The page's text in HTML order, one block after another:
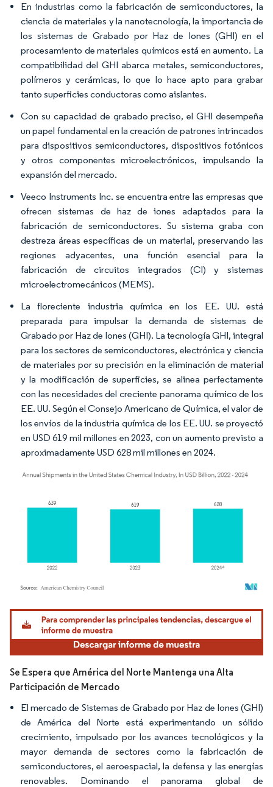
En industrias como la fabricación de semiconductores, la
ciencia de materiales y la nanotecnología, la importancia de
los sistemas de Grabado por Haz de Iones (GHI) en el
procesamiento de materiales químicos está en aumento. La
compatibilidad del GHI abarca metales, semiconductores,
polímeros y cerámicas, lo que lo hace apto para grabar
tanto superficies conductoras como aislantes.
Con su capacidad de grabado preciso, el GHI desempeña
un papel fundamental en la creación de patrones intrincados
para dispositivos semiconductores, dispositivos fotónicos
y otros componentes microelectrónicos, impulsando la
expansión del mercado.
Veeco Instruments Inc. se encuentra entre las empresas que
ofrecen sistemas de haz de iones adaptados para la
fabricación de semiconductores. Su sistema graba con
destreza áreas específicas de un material, preservando las
regiones adyacentes, una función esencial para la
fabricación de circuitos integrados (CI) y sistemas
microelectromecánicos (MEMS).
La floreciente industria química en los EE. UU. está
preparada para impulsar la demanda de sistemas de
Grabado por Haz de Iones (GHI). La tecnología GHI, integral
para los sectores de semiconductores, electrónica y ciencia
de materiales por su precisión en la eliminación de material
y la modificación de superficies, se alinea perfectamente
con las necesidades del creciente panorama químico de los
EE. UU. Según el Consejo Americano de Química, el valor de
los envíos de la industria química de los EE. UU. se proyectó
en USD 619 mil millones en 2023, con un aumento previsto a
aproximadamente USD 628 mil millones en 2024.
Imagen © Mordor Intelligence. El uso requiere atribución según CC BY 4.0.
Se Espera que América del Norte Mantenga una Alta
Participación de Mercado
El mercado de Sistemas de Grabado por Haz de Iones (GHI)
de América del Norte está experimentando un sólido
crecimiento, impulsado por los avances tecnológicos y la
mayor demanda de sectores como la fabricación de
semiconductores, el aeroespacial, la defensa y las energías
renovables. Dominando el panorama global de